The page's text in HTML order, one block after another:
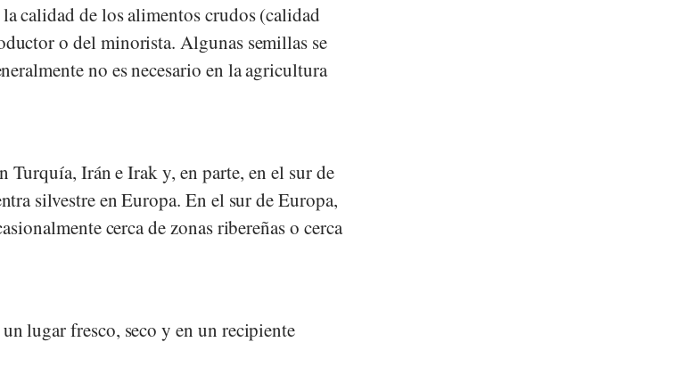
calidad de los alimentos crudos (calidad
o del minorista. Algunas semillas se
no es necesario en la agricultura
Turquía, Irán e Irak y, en parte, en el sur de
silvestre en Europa. En el sur de Europa,
cerca de zonas ribereñas o cerca
lugar fresco, seco y en un recipiente